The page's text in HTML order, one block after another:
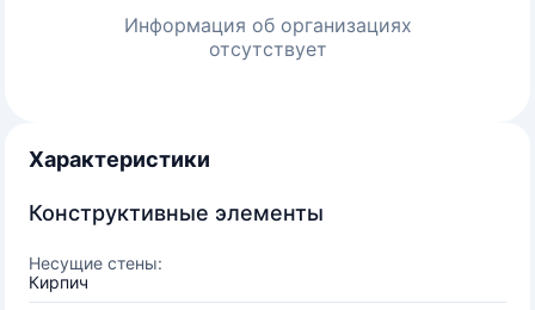
Информация об организациях
отсутствует
Характеристики
Конструктивные элементы
Несущие стены:
Кирпич